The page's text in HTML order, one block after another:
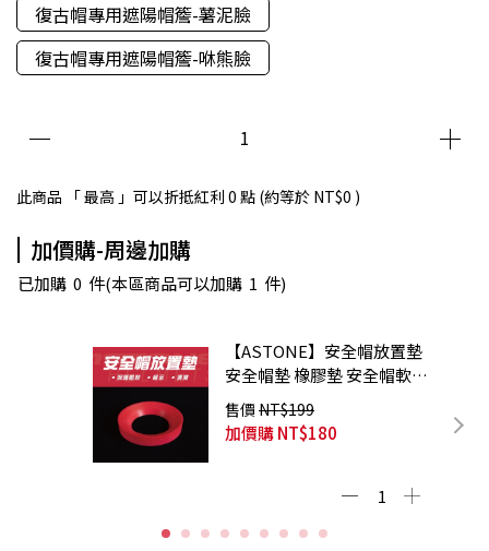
復古帽專用遮陽帽簷-薯泥臉
復古帽專用遮陽帽簷-咻熊臉
此商品 「 最高 」可以折抵紅利 0 點 (約等於 NT$0 )
加價購-周邊加購
已加購 0 件(本區商品可以加購 1 件)
【ASTONE】安全帽放置墊
安全帽墊 橡膠墊 安全帽軟墊
展示墊 防滑墊
售價 NT$199
加價購NT$180